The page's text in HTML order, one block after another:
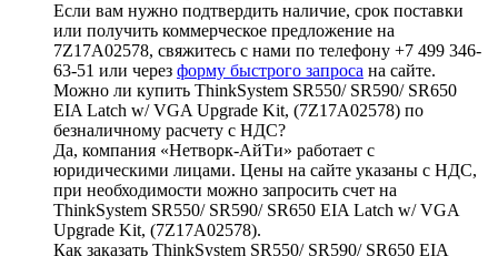
Если вам нужно подтвердить наличие, срок поставки
или получить коммерческое предложение на
7Z17A02578, свяжитесь с нами по телефону +7 499 346-
63-51 или через форму быстрого запроса на сайте.
Можно ли купить ThinkSystem SR550/ SR590/ SR650
EIA Latch w/ VGA Upgrade Kit, (7Z17A02578) по
безналичному расчету с НДС?
Да, компания «Нетворк-АйТи» работает с
юридическими лицами. Цены на сайте указаны с НДС,
при необходимости можно запросить счет на
ThinkSystem SR550/ SR590/ SR650 EIA Latch w/ VGA
Upgrade Kit, (7Z17A02578).
Как заказать ThinkSystem SR550/ SR590/ SR650 EIA